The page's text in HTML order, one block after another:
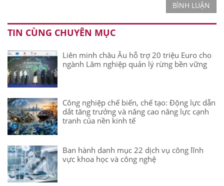
BÌNH LUẬN
TIN CÙNG CHUYÊN MỤC
Liên minh châu Âu hỗ trợ 20 triệu Euro cho
ngành Lâm nghiệp quản lý rừng bền vững
Công nghiệp chế biến, chế tạo: Động lực dẫn
dắt tăng trưởng và nâng cao năng lực cạnh
tranh của nền kinh tế
Ban hành danh mục 22 dịch vụ công lĩnh
vực khoa học và công nghệ